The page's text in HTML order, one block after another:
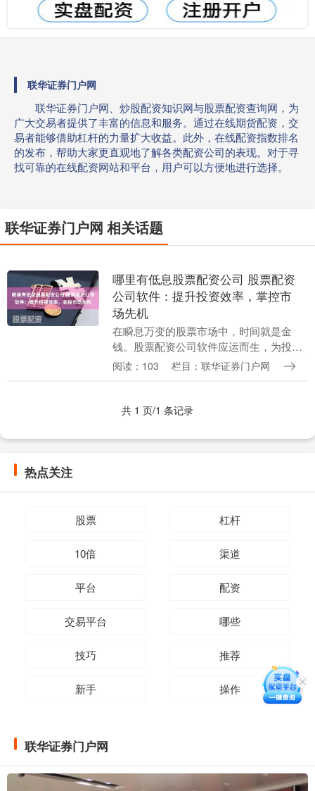
联华证券门户网
联华证券门户网、炒股配资知识网与股票配资查询网，为
广大交易者提供了丰富的信息和服务。通过在线期货配资，交
易者能够借助杠杆的力量扩大收益。此外，在线配资指数排名
的发布，帮助大家更直观地了解各类配资公司的表现。对于寻
找可靠的在线配资网站和平台，用户可以方便地进行选择。
联华证券门户网 相关话题
哪里有低息股票配资公司 股票配资
公司软件：提升投资效率，掌控市
场先机
在瞬息万变的股票市场中，时间就是金
钱。股票配资公司软件应运而生，为投资
者提供了一系列工具和功能，帮助他们提
阅读：103 栏目：联华证券门户网
共 1 页/1 条记录
热点关注
股票 杠杆
10倍 渠道
平台 配资
交易平台 哪些
技巧 推荐
新手 操作
联华证券门户网